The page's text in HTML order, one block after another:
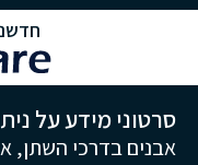
סרטוני מידע על
אבנים בדרכי השתן,